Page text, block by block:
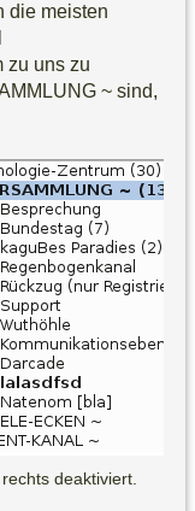
die meisten
zu uns zu
~ sind,
deaktiviert.